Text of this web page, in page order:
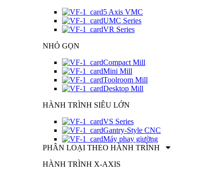
5 Axis VMC
UMC Series
VR Series
NHỎ GỌN
Compact Mill
Mini Mill
Toolroom Mill
Desktop Mill
HÀNH TRÌNH SIÊU LỚN
VS Series
Gantry-Style CNC
Máy phay giường
PHÂN LOẠI THEO HÀNH TRÌNH
HÀNH TRÌNH X-AXIS